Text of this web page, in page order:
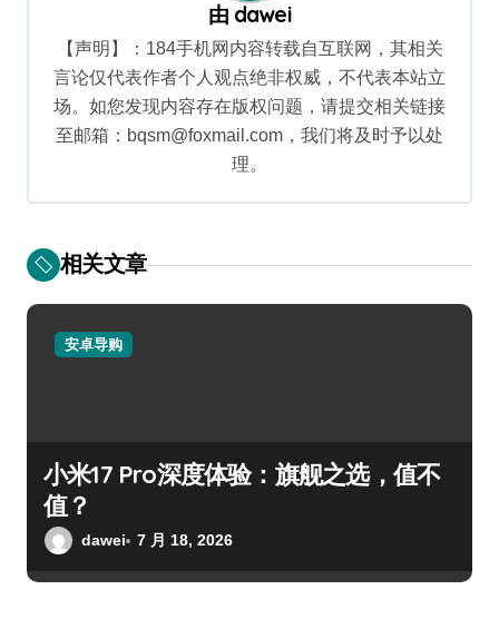
由 dawei
【声明】：184手机网内容转载自互联网，其相关
言论仅代表作者个人观点绝非权威，不代表本站立
场。如您发现内容存在版权问题，请提交相关链接
至邮箱：bqsm@foxmail.com，我们将及时予以处
理。
相关文章
安卓导购
小米17 Pro深度体验：旗舰之选，值不
值？
dawei 7 月 18, 2026